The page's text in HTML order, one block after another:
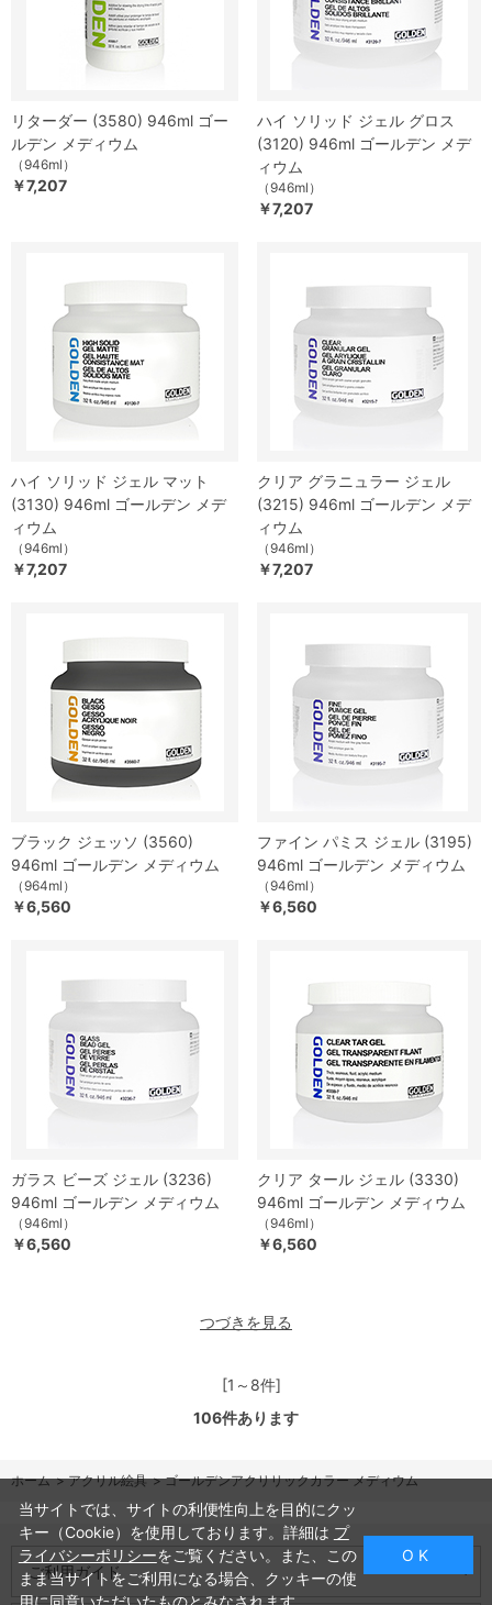
リターダー (3580) 946ml ゴー
ルデン メディウム
（946ml）
￥7,207
ハイ ソリッド ジェル グロス
(3120) 946ml ゴールデン メデ
ィウム
（946ml）
￥7,207
ハイ ソリッド ジェル マット
(3130) 946ml ゴールデン メデ
ィウム
（946ml）
￥7,207
クリア グラニュラー ジェル
(3215) 946ml ゴールデン メデ
ィウム
（946ml）
￥7,207
ブラック ジェッソ (3560)
946ml ゴールデン メディウム
（964ml）
￥6,560
ファイン パミス ジェル (3195)
946ml ゴールデン メディウム
（946ml）
￥6,560
ガラス ビーズ ジェル (3236)
946ml ゴールデン メディウム
（946ml）
￥6,560
クリア タール ジェル (3330)
946ml ゴールデン メディウム
（946ml）
￥6,560
つづきを見る
[1～8件]
106件あります
ホーム >アクリル絵具 >ゴールデンアクリリックカラー メディウム
ご利用ガイド
当サイトでは、サイトの利便性向上を目的にクッ
キー（Cookie）を使用しております。詳細は プ
ライバシーポリシーをご覧ください。また、この
まま当サイトをご利用になる場合、クッキーの使
O K